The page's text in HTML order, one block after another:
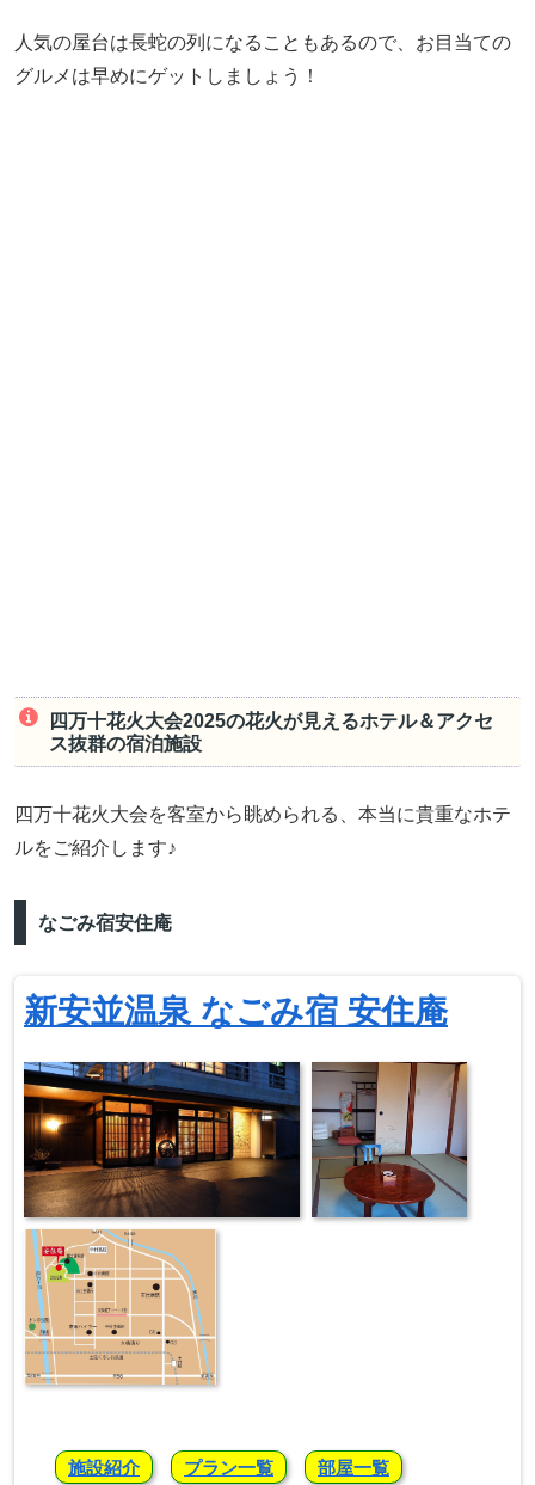
人気の屋台は長蛇の列になることもあるので、お目当ての
グルメは早めにゲットしましょう！
四万十花火大会2025の花火が見えるホテル＆アクセ
ス抜群の宿泊施設
四万十花火大会を客室から眺められる、本当に貴重なホテ
ルをご紹介します♪
なごみ宿安住庵
新安並温泉 なごみ宿 安住庵
施設紹介 プラン一覧 部屋一覧